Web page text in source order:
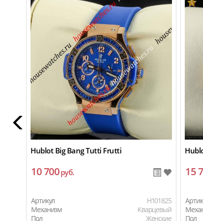
Hublot Big Bang Tutti Frutti
10 700руб.
Артикул
H101825
Механизм
Кварцевый
Пол
Женские
15
Пол